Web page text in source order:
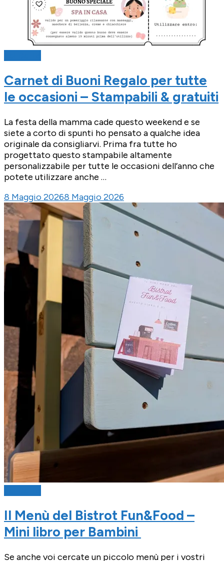
Carnet di Buoni Regalo per tutte
le occasioni – Stampabili & gratuiti
La festa della mamma cade questo weekend e se
siete a corto di spunti ho pensato a qualche idea
originale da consigliarvi. Prima fra tutte ho
progettato questo stampabile altamente
personalizzabile per tutte le occasioni dell’anno che
potete utilizzare anche …
8 Maggio 20268 Maggio 2026
Il Menù del Bistrot Fun&Food –
Mini libro per Bambini
Se anche voi cercate un piccolo menù per i vostri